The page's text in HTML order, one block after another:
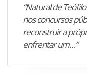
“Natural de
nos concursos
reconstruir a
enfrentar um…”